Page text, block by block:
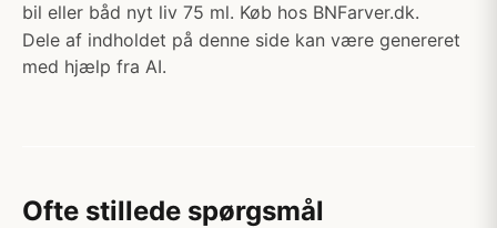
bil eller båd nyt liv 75 ml. Køb hos BNFarver.dk.
Dele af indholdet på denne side kan være genereret
med hjælp fra AI.
Ofte stillede spørgsmål